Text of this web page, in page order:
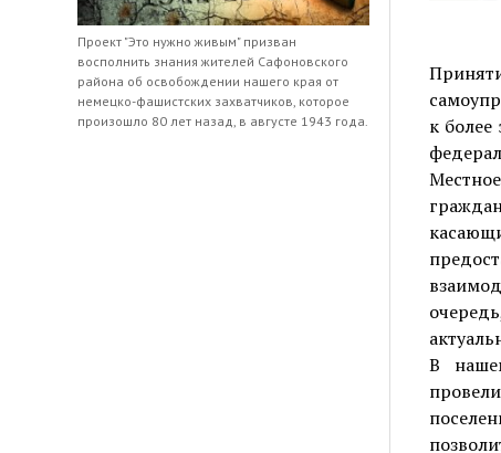
Проект "Это нужно живым" призван
восполнить знания жителей Сафоновского
района об освобождении нашего края от
немецко-фашистских захватчиков, которое
произошло 80 лет назад, в августе 1943 года.
к
В